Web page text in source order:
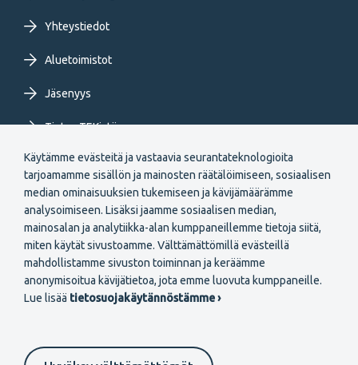
Käytämme evästeitä ja vastaavia seurantateknologioita
tarjoamamme sisällön ja mainosten räätälöimiseen, sosiaalisen
median ominaisuuksien tukemiseen ja kävijämäärämme
analysoimiseen. Lisäksi jaamme sosiaalisen median,
mainosalan ja analytiikka-alan kumppaneillemme tietoja siitä,
miten käytät sivustoamme. Välttämättömillä evästeillä
mahdollistamme sivuston toiminnan ja keräämme
anonymisoitua kävijätietoa, jota emme luovuta kumppaneille.
Lue lisää tietosuojakäytännöstämme ›
Yhteystiedot
Aluetoimistot
Jäsenyys
Tietoa TEKistä
Extranet
Secondary
Liity jäseneksi